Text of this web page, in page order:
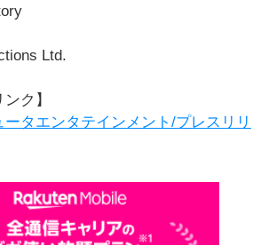
Ltd.
ク】
タエンタテインメント/プレスリリ